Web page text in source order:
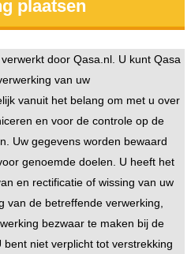
door Qasa.nl. U kunt Qasa
van uw
vanuit het belang om met u over
en voor de controle op de
Uw gegevens worden bewaard
genoemde doelen. U heeft het
en rectificatie of wissing van uw
van de betreffende verwerking,
bezwaar te maken bij de
niet verplicht tot verstrekking